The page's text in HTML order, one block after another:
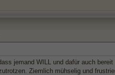
jemand WILL und dafür auch
Ziemlich mühselig und